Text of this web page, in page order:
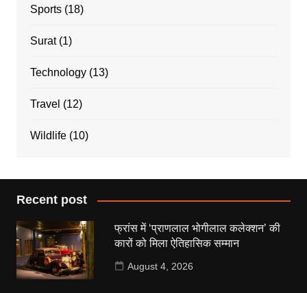
Sports(18)
Surat(1)
Technology(13)
Travel (12)
Wildlife(10)
Recent post
फ्रांस में ‘प्राणलाल भोगीलाल कलेक्शन’ की
कारों को मिला ऐतिहासिक सम्मान
August 4, 2026